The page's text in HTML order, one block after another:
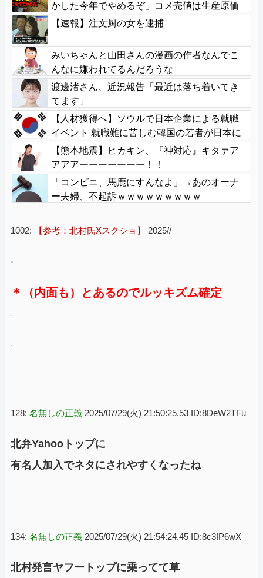
かした今年でやめるぞ」コメ売値は生産原価
の半分以下、肥料代や燃料代は高騰
【速報】注文厨の女を逮捕
みいちゃんと山田さんの漫画の作者なんでこ
んなに嫌われてるんだろうな
渡邊渚さん、近況報告「最近は落ち着いてき
てます」
【人材獲得へ】ソウルで日本企業による就職
イベント 就職難に苦しむ韓国の若者が日本に
注目
【熊本地震】ヒカキン、『神対応』キタァア
アアアーーーーーーー！！
「コンビニ、馬鹿にすんなよ」→あのオーナ
ー夫婦、不起訴ｗｗｗｗｗｗｗｗｗ
1002: 【参考：北村氏Xスクショ】 2025//
＊（内面も）とあるのでルッキズム確定
128: 名無しの正義 2025/07/29(火) 21:50:25.53 ID:8DeW2TFu
北弁Yahooトップに
有名人加入でネタにされやすくなったね
134: 名無しの正義 2025/07/29(火) 21:54:24.45 ID:8c3IP6wX
北村発言ヤフートップに乗ってて草